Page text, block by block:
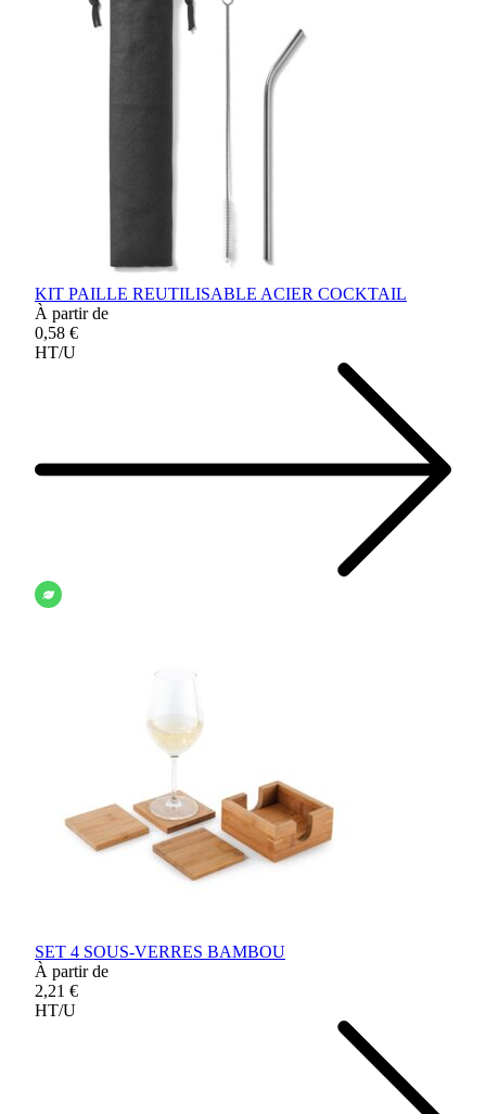
KIT PAILLE REUTILISABLE ACIER COCKTAIL
À partir de
0,58 €
HT/U
SET 4 SOUS-VERRES BAMBOU
À partir de
2,21 €
HT/U